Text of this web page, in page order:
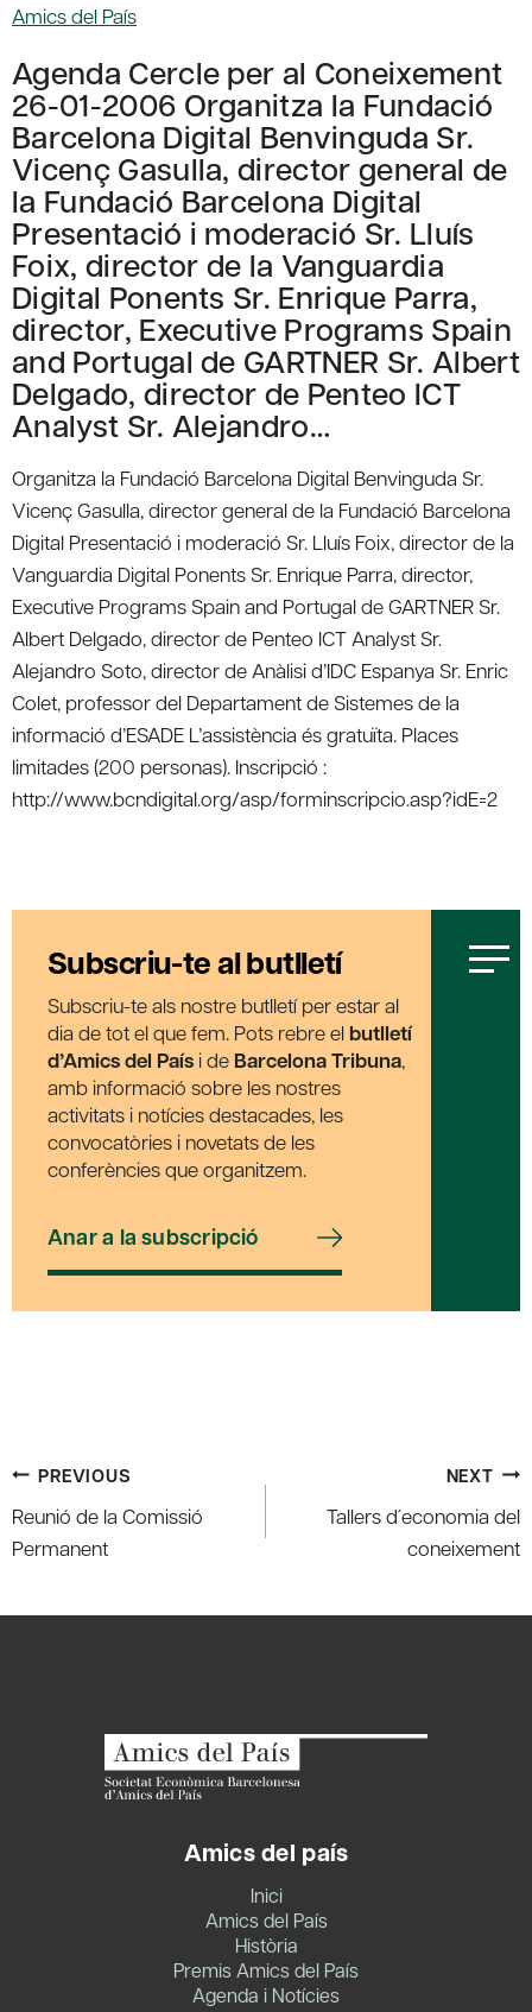
Amics del País
Agenda Cercle per al Coneixement
26-01-2006 Organitza la Fundació
Barcelona Digital Benvinguda Sr.
Vicenç Gasulla, director general de
la Fundació Barcelona Digital
Presentació i moderació Sr. Lluís
Foix, director de la Vanguardia
Digital Ponents Sr. Enrique Parra,
director, Executive Programs Spain
and Portugal de GARTNER Sr. Albert
Delgado, director de Penteo ICT
Analyst Sr. Alejandro…
Organitza la Fundació Barcelona Digital Benvinguda Sr.
Vicenç Gasulla, director general de la Fundació Barcelona
Digital Presentació i moderació Sr. Lluís Foix, director de la
Vanguardia Digital Ponents Sr. Enrique Parra, director,
Executive Programs Spain and Portugal de GARTNER Sr.
Albert Delgado, director de Penteo ICT Analyst Sr.
Alejandro Soto, director de Anàlisi d’IDC Espanya Sr. Enric
Colet, professor del Departament de Sistemes de la
informació d’ESADE L’assistència és gratuïta. Places
limitades (200 personas). Inscripció :
http://www.bcndigital.org/asp/forminscripcio.asp?idE=2
Subscriu-te al butlletí
Subscriu-te als nostre butlletí per estar al
dia de tot el que fem. Pots rebre el butlletí
d’Amics del País i de Barcelona Tribuna,
amb informació sobre les nostres
activitats i notícies destacades, les
convocatòries i novetats de les
conferències que organitzem.
Anar a la subscripció
Post
navigation
PREVIOUS
Reunió de la Comissió
Permanent
NEXT
Tallers d´economia del
coneixement
Amics del país
Inici
Amics del País
Història
Premis Amics del País
Agenda i Notícies